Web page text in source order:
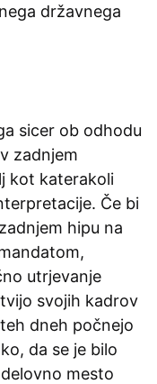
državnega
sicer ob odhodu
zadnjem
kot katerakoli
Če bi
hipu na
utrjevanje
svojih kadrov
dneh počnejo
da se je bilo
mesto